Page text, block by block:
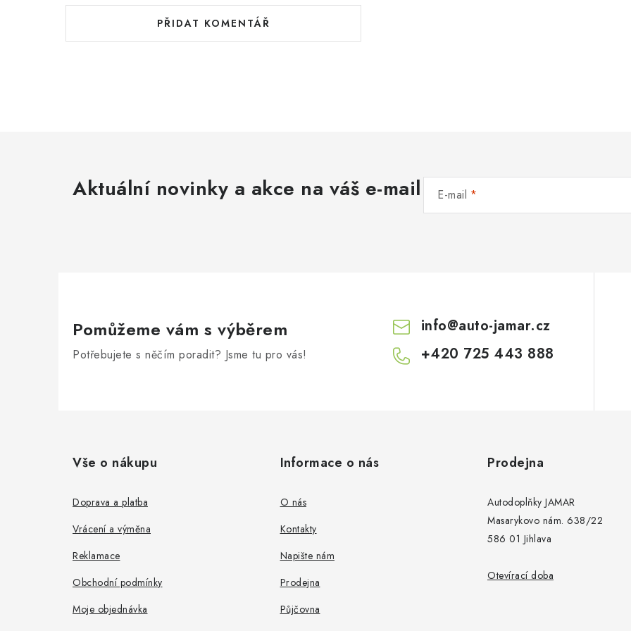
PŘIDAT KOMENTÁŘ
Aktuální novinky a akce na váš e-mail E-mail
Pomůžeme vám s výběrem
Potřebujete s něčím poradit? Jsme tu pro vás!
info@auto-jamar.cz
+420 725 443 888
Vše o nákupu
Doprava a platba
Vrácení a výměna
Reklamace
Obchodní podmínky
Moje objednávka
Informace o nás
O nás
Kontakty
Napište nám
Prodejna
Půjčovna
Prodejna
Autodoplňky JAMAR
Masarykovo nám. 638/22
586 01 Jihlava
Otevírací doba